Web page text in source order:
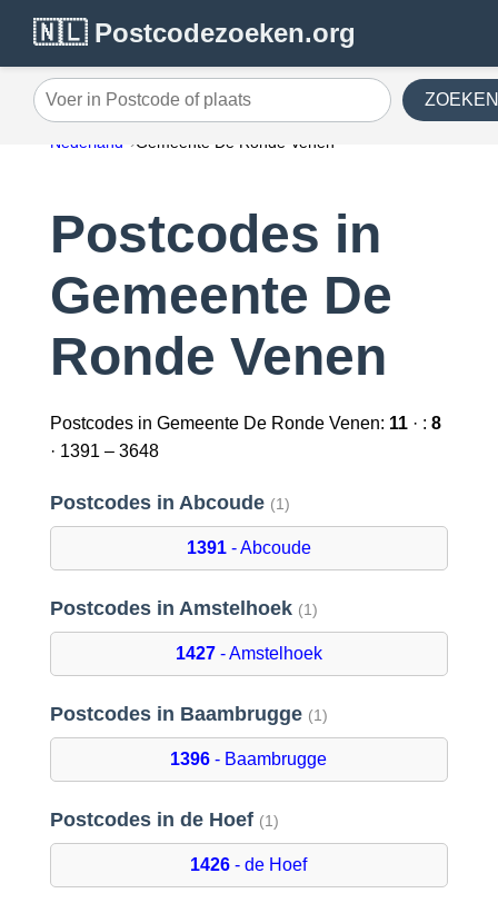
🇳🇱 Postcodezoeken.org
Voer in Postcode of plaats ZOEKEN
Nederland Gemeente De Ronde Venen
Postcodes in
Gemeente De
Ronde Venen
Postcodes in Gemeente De Ronde Venen: 11· : 8
· 1391 – 3648
Postcodes in Abcoude (1)
1391- Abcoude
Postcodes in Amstelhoek (1)
1427- Amstelhoek
Postcodes in Baambrugge (1)
1396 - Baambrugge
Postcodes in de Hoef (1)
1426 - de Hoef